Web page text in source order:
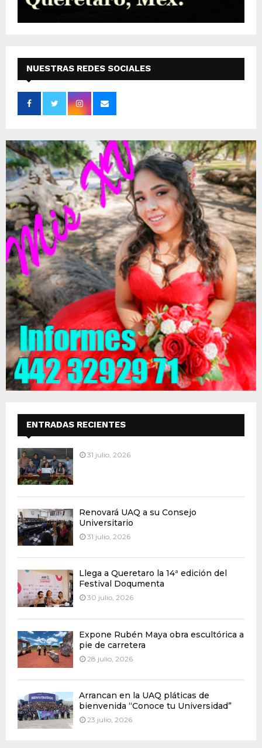
NUESTRAS REDES SOCIALES
ENTRADAS RECIENTES
31 julio, 2026
Renovará UAQ a su Consejo
Universitario
31 julio, 2026
Llega a Queretaro la 14ª edición del
Festival Doqumenta
30 julio, 2026
Expone Rubén Maya obra escultórica a
pie de carretera
28 julio, 2026
Arrancan en la UAQ pláticas de
bienvenida “Conoce tu Universidad”
23 julio, 2026